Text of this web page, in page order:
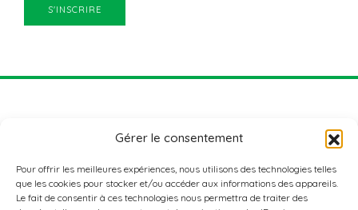
Gérer le consentement
Pour offrir les meilleures expériences, nous utilisons des technologies telles
que les cookies pour stocker et/ou accéder aux informations des appareils.
Le fait de consentir à ces technologies nous permettra de traiter des